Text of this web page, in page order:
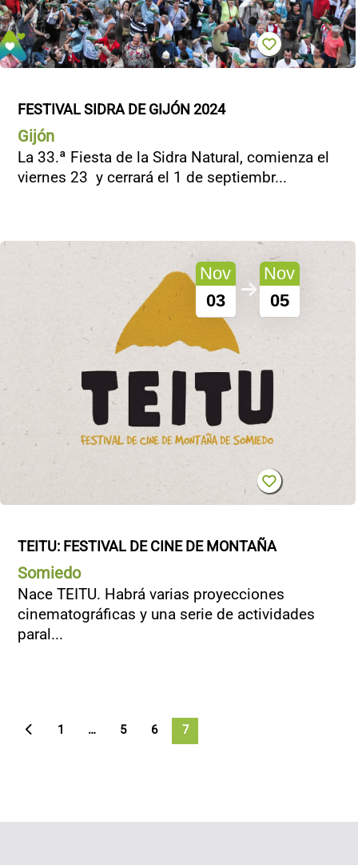
FESTIVAL SIDRA DE GIJÓN 2024
Gijón
La 33.ª Fiesta de la Sidra Natural, comienza el
viernes 23 y cerrará el 1 de septiembr...
Nov
03
Nov
05
TEITU: FESTIVAL DE CINE DE MONTAÑA
Somiedo
Nace TEITU. Habrá varias proyecciones
cinematográficas y una serie de actividades
paral...
1 … 5 6 7